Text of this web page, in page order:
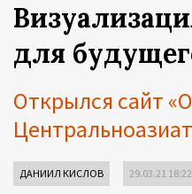
для
Открылся сайт
ДАНИИЛ КИСЛОВ 29.03.21